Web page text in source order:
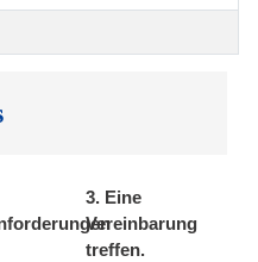
3. Eine
Vereinbarung
treffen.